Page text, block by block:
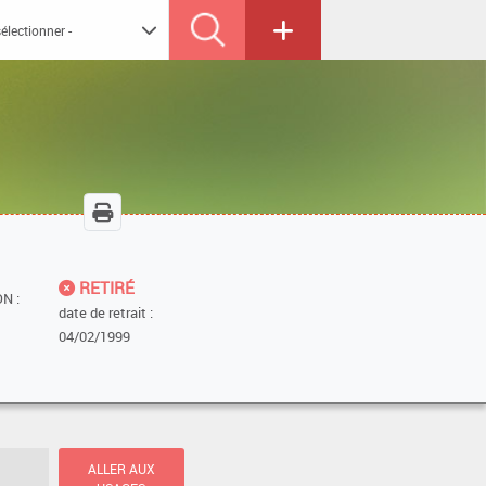
:
RETIRÉ
date de retrait :
04/02/1999
ALLER AUX